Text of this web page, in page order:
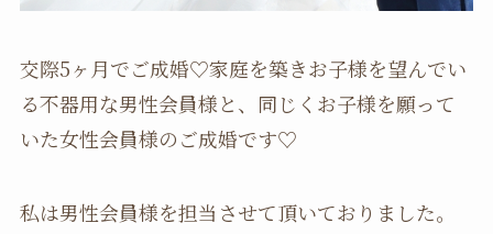
交際5ヶ月でご成婚♡家庭を築きお子様を望んでい
る不器用な男性会員様と、同じくお子様を願って
いた女性会員様のご成婚です♡
私は男性会員様を担当させて頂いておりました。